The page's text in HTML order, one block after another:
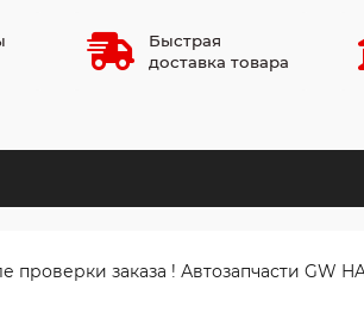
Быстрая
доставка товара
заказа ! Автозапчасти GW